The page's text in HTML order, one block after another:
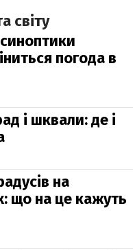
світу
погода в
і шквали: де і
на
що на це кажуть